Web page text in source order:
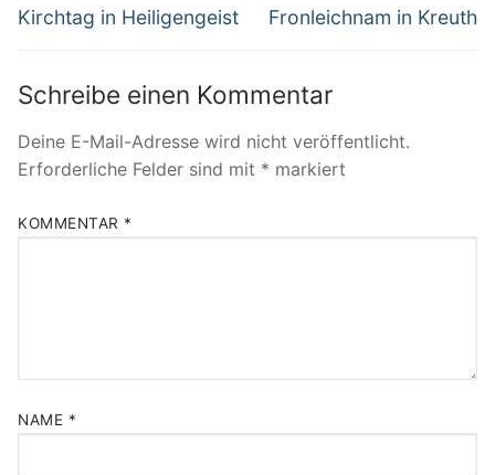
Vorheriger
Kirchtag in Heiligengeist
Nächster
Fronleichnam in Kreuth
Schreibe einen Kommentar
Deine E-Mail-Adresse wird nicht veröffentlicht.
Erforderliche Felder sind mit * markiert
KOMMENTAR *
NAME *